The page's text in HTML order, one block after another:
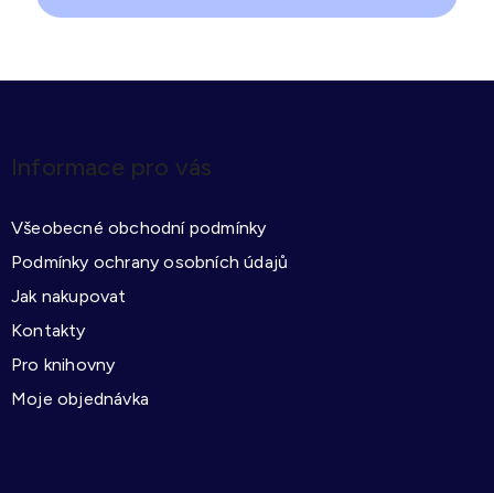
p
aInformace pro vás
Všeobecné obchodní podmínky
Podmínky ochrany osobních údajů
Jak nakupovat
Kontakty
Pro knihovny
Moje objednávka